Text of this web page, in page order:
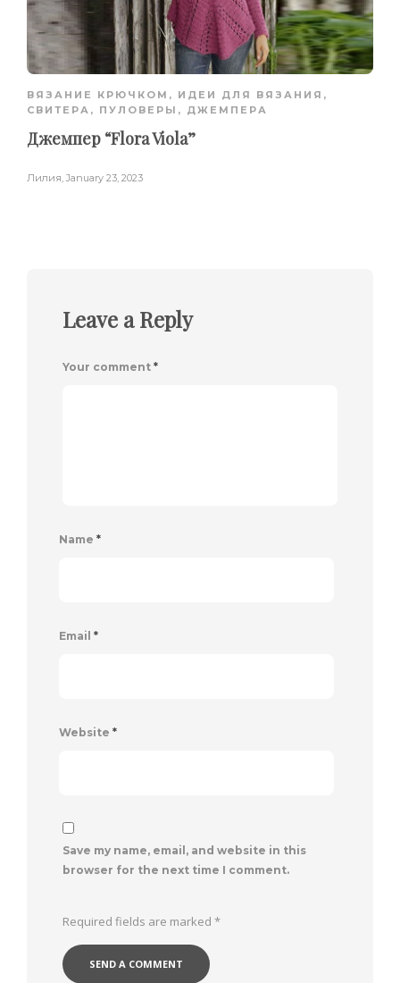
ВЯЗАНИЕ КРЮЧКОМ , ИДЕИ ДЛЯ ВЯЗАНИЯ ,
СВИТЕРА, ПУЛОВЕРЫ, ДЖЕМПЕРА
Джемпер “Flora Viola”
Лилия January 23, 2023
Leave a Reply
Your comment *
Name *
Email *
Website *
Save my name, email, and website in this
browser for the next time I comment.
Required fields are marked *